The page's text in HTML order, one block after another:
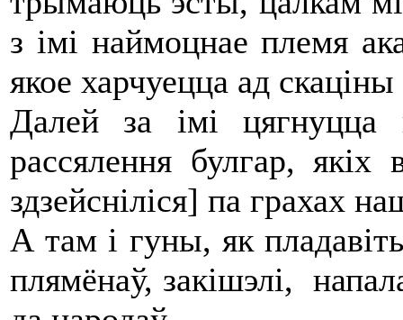
з імі наймоцнае племя
якое харчуецца ад
Далей за імі
рассялення булгар, якіх
здзейсніліся] па грахах
А там і гуны, як
плямёнаў, закішэлі,